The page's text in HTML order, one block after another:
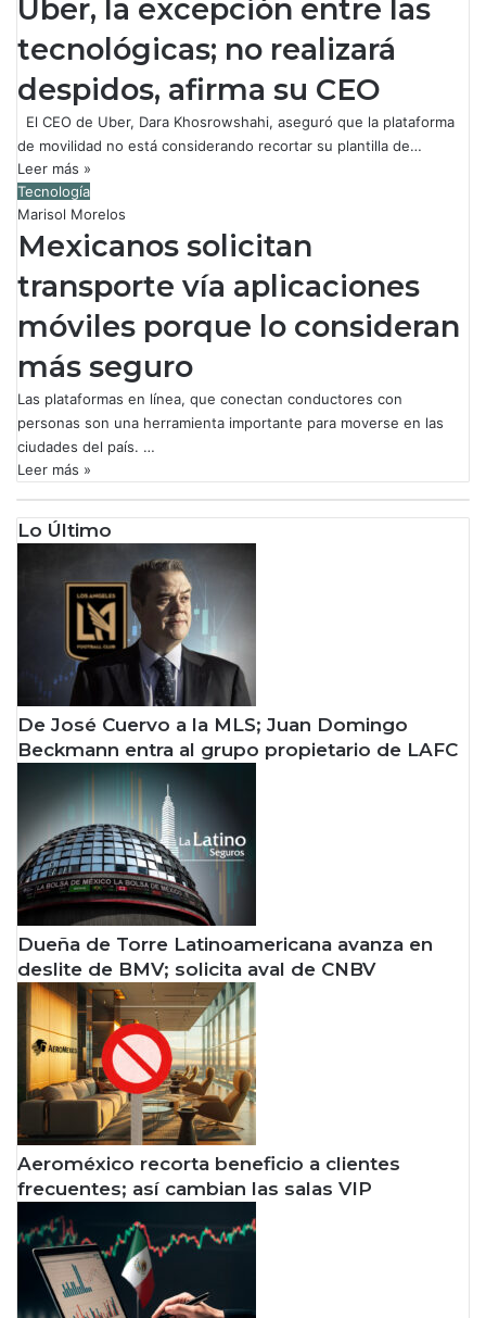
Uber, la excepción entre las
tecnológicas; no realizará
despidos, afirma su CEO
El CEO de Uber, Dara Khosrowshahi, aseguró que la plataforma
de movilidad no está considerando recortar su plantilla de…
Leer más »
Tecnología
Marisol Morelos
Mexicanos solicitan
transporte vía aplicaciones
móviles porque lo consideran
más seguro
Las plataformas en línea, que conectan conductores con
personas son una herramienta importante para moverse en las
ciudades del país. …
Leer más »
Lo Último
De José Cuervo a la MLS; Juan Domingo
Beckmann entra al grupo propietario de LAFC
Dueña de Torre Latinoamericana avanza en
deslite de BMV; solicita aval de CNBV
Aeroméxico recorta beneficio a clientes
frecuentes; así cambian las salas VIP